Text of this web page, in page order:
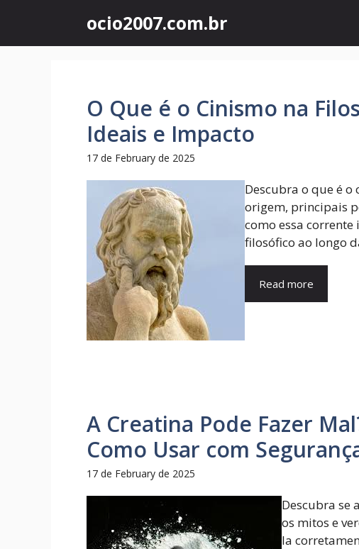
content
ocio2007.com.br
O Que é o Cinismo na
Ideais e Impacto
17 de February de 2025
Descubra o que é
origem, principais
como essa
filosófico ao longo
Read more
A Creatina Pode Fazer
Como Usar com
17 de February de 2025
Descubra se
os mitos e
la